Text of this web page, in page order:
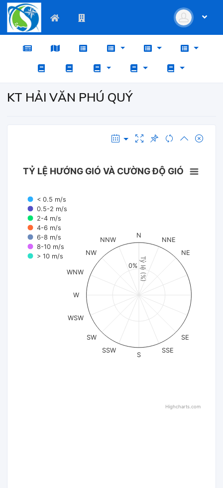
KT HẢI VĂN PHÚ QUÝ
Tỷ lệ (%)
TỶ LỆ HƯỚNG GIÓ VÀ CƯỜNG ĐỘ GIÓ
< 0.5 m/s
0.5-2 m/s
2-4 m/s
4-6 m/s
6-8 m/s
8-10 m/s
> 10 m/s
N
NNE
NE
SE
SSE
S
SSW
SW
WSW
W
WNW
NW
NNW
0%
Highcharts.com